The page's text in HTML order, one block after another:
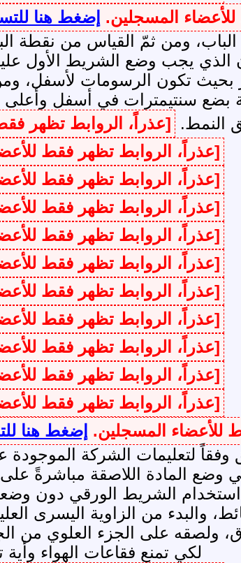
المسجلين. إضغط هنا
الباب، ومن ثمّ القياس من نقطة
الذي يجب وضع الشريط الأول
تكون الرسومات لأسفل،
بضع سنتيمترات في أسفل وأعلى
النمط. [عذراً، الروابط تظهر
[عذراً، الروابط تظهر فقط
[عذراً، الروابط تظهر فقط
[عذراً، الروابط تظهر فقط
[عذراً، الروابط تظهر فقط
[عذراً، الروابط تظهر فقط
[عذراً، الروابط تظهر فقط
[عذراً، الروابط تظهر فقط
[عذراً، الروابط تظهر فقط
[عذراً، الروابط تظهر فقط
[عذراً، الروابط تظهر فقط
للأعضاء المسجلين. إضغط هنا
لتعليمات الشركة
وضع المادة اللاصقة مباشرةً
استخدام الشريط الورقي دون
والبدء من الزاوية اليسرى
من الورق، ولصقه على الجزء
لكي تمنع فقاعات الهواء